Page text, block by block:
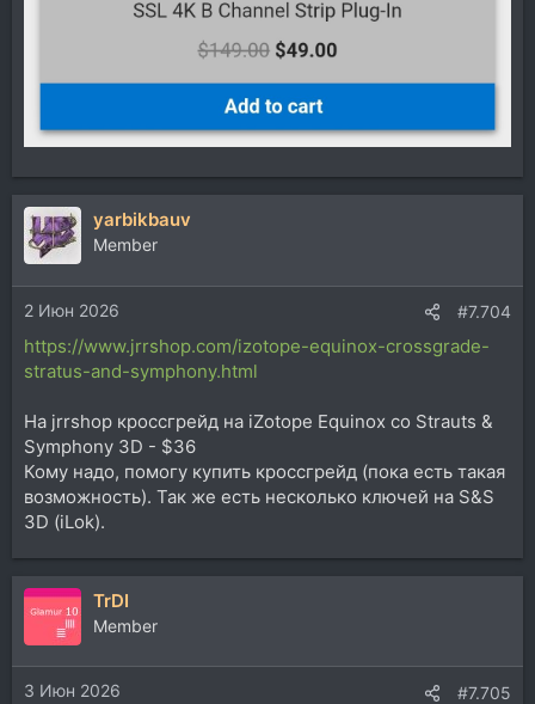
yarbikbauv
Member
2 Июн 2026 #7.704
https://www.jrrshop.com/izotope-equinox-crossgrade-
stratus-and-symphony.html
На jrrshop кроссгрейд на iZotope Equinox со Strauts &
Symphony 3D - $36
Кому надо, помогу купить кроссгрейд (пока есть такая
возможность). Так же есть несколько ключей на S&S
3D (iLok).
TrDI
Member
3 Июн 2026 #7.705